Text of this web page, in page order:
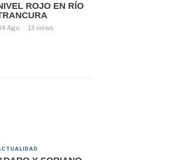
ROJO EN RÍO
Ago 13 views